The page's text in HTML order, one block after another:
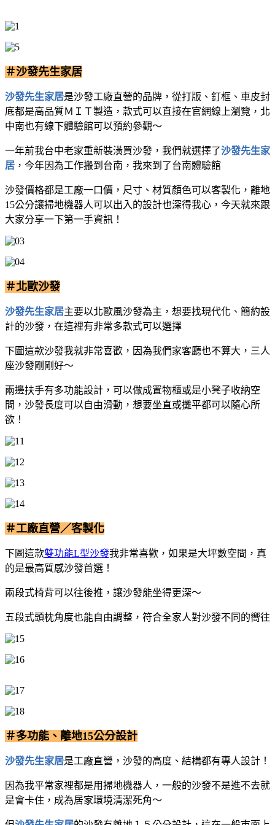
＃沙發先生家居
沙發先生家居是沙發工廠直營的品牌，從打版、釘框、車皮封
底都是高品質ＭＩＴ製造，款式可以直接在官網線上瀏覽，北
中南也有線下體驗館可以預約參觀～
一年前我台中老家重新裝潢買沙發，我們就選擇了沙發先生家
居 ，今年因為工作搬到台南，我來到了台南體驗館
沙發價格都是工廠一口價，尺寸、材質顏色可以客製化，離地
15公分讓掃地機器人可以出入的設計也深得我心，今天就來跟
大家分享一下第一手資訊！
＃北歐沙發
沙發先生家居主要以北歐風沙發為主，想要找現代化、簡約設
計的沙發，在這裡有非常多款式可以選擇
下圖這款沙發我就非常喜歡，因為我們家客廳也不算大，三人
座沙發剛剛好～
兩邊扶手有多功能設計，可以做成置物櫃或是小凳子收納空
間，沙發長度可以自由滑動，想要坐直或攤平都可以隨心所
欲！
＃工廠直營／客製化
下圖這款雙功能L型沙發我非常喜歡，如果是大坪數空間，真
的是最高質感沙發首選！
兩段式椅背可以往後推，讓沙發能坐得更深～
五段式頭枕角度也能自由調整，符合全家人對沙發不同的嚮往
＃多功能、離地15公分設計
沙發先生家居是工廠直營，沙發的高度、結構都有專人設計！
因為我平常家裡都是用掃地機器人，一般的沙發不是進不去就
是會卡住，成為居家環境清潔死角～